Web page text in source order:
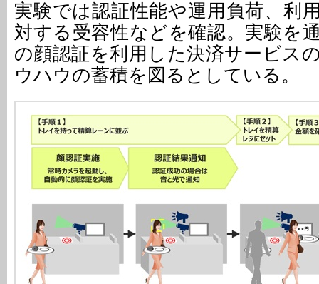
実験では認証性能や運用負荷、利
対する受容性などを確認。実験を
の顔認証を利用した決済サービス
ウハウの蓄積を図るとしている。